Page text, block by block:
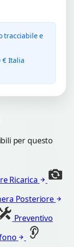
tracciabile e
€ Italia
per questo
Ricarica
Posteriore
Preventivo